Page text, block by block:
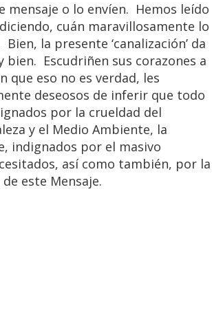
mensaje o lo envíen. Hemos leído
diciendo, cuán maravillosamente lo
la presente ‘canalización’ da
Escudriñen sus corazones a
que eso no es verdad, les
deseosos de inferir que todo
por la crueldad del
y el Medio Ambiente, la
indignados por el masivo
así como también, por la
este Mensaje.